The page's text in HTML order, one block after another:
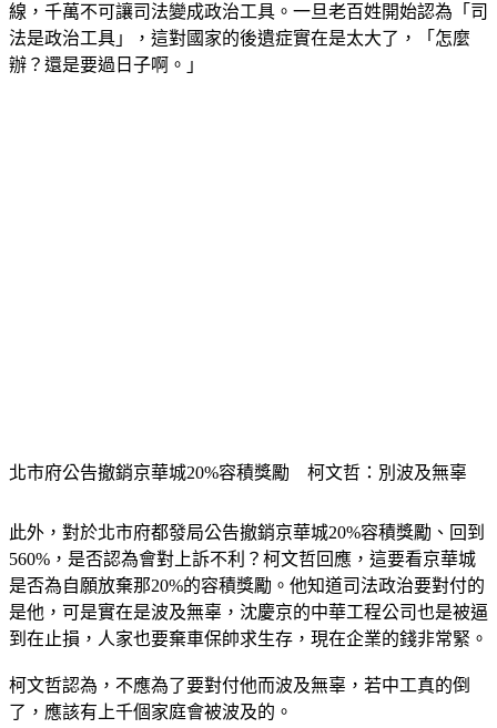
線，千萬不可讓司法變成政治工具。一旦老百姓開始認為「司
法是政治工具」，這對國家的後遺症實在是太大了，「怎麼
辦？還是要過日子啊。」
北市府公告撤銷京華城20%容積獎勵　柯文哲：別波及無辜
此外，對於北市府都發局公告撤銷京華城20%容積獎勵、回到
560%，是否認為會對上訴不利？柯文哲回應，這要看京華城
是否為自願放棄那20%的容積獎勵。他知道司法政治要對付的
是他，可是實在是波及無辜，沈慶京的中華工程公司也是被逼
到在止損，人家也要棄車保帥求生存，現在企業的錢非常緊。
柯文哲認為，不應為了要對付他而波及無辜，若中工真的倒
了，應該有上千個家庭會被波及的。